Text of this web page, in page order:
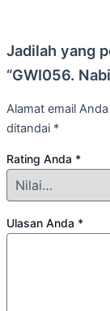
Jadilah yang
“GWI056.
Alamat email
ditandai *
Rating Anda *
Ulasan Anda *